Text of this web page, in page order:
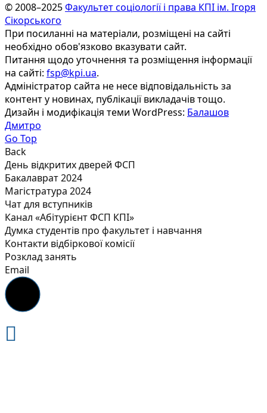
© 2008–2025Факультет соціології і права КПІ ім. Ігоря
Сікорського
При посиланні на матеріали, розміщені на сайті
необхідно обов'язково вказувати сайт.
Питання щодо уточнення та розміщення інформації
на сайті: fsp@kpi.ua.
Адміністратор сайта не несе відповідальність за
контент у новинах, публікації викладачів тощо.
Дизайн і модифікація теми WordPress: Балашов
Дмитро
Go Top
Back
День відкритих дверей ФСП
Бакалаврат 2024
Магістратура 2024
Чат для вступників
Канал «Абітурієнт ФСП КПІ»
Думка студентів про факультет і навчання
Контакти відбіркової комісії
Розклад занять
Email